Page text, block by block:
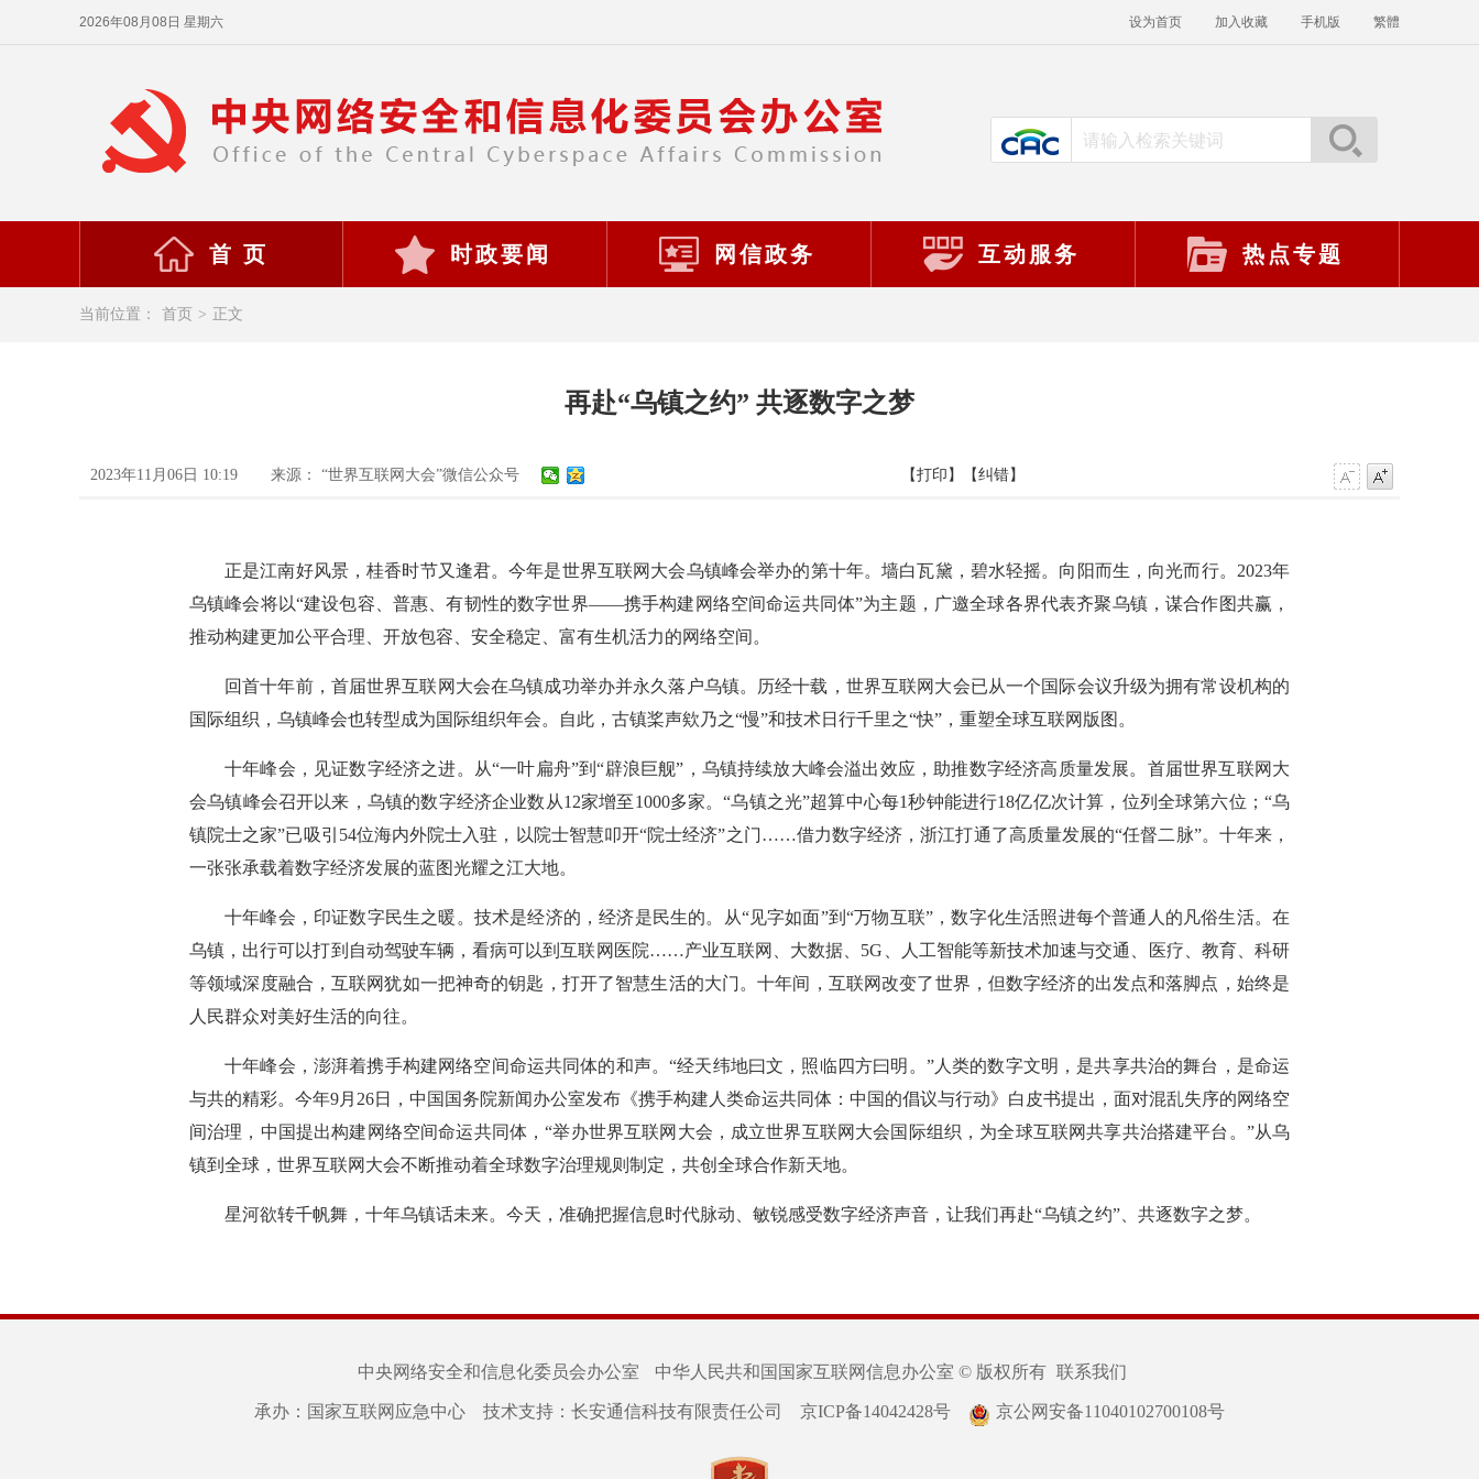
2026年08月08日 星期六 设为首页 加入收藏 手机版 繁體
首 页 时政要闻 网信政务 互动服务 热点专题
当前位置： 首页 > 正文
再赴“乌镇之约” 共逐数字之梦
2023年11月06日 10:19 来源： “世界互联网大会”微信公众号 【打印】 【纠错】
正是江南好风景，桂香时节又逢君。今年是世界互联网大会乌镇峰会举办的第十年。墙白瓦黛，碧水轻摇。向阳而生，向光而行。2023年
乌镇峰会将以“建设包容、普惠、有韧性的数字世界——携手构建网络空间命运共同体”为主题，广邀全球各界代表齐聚乌镇，谋合作图共赢，
推动构建更加公平合理、开放包容、安全稳定、富有生机活力的网络空间。
回首十年前，首届世界互联网大会在乌镇成功举办并永久落户乌镇。历经十载，世界互联网大会已从一个国际会议升级为拥有常设机构的
国际组织，乌镇峰会也转型成为国际组织年会。自此，古镇桨声欸乃之“慢”和技术日行千里之“快”，重塑全球互联网版图。
十年峰会，见证数字经济之进。从“一叶扁舟”到“辟浪巨舰”，乌镇持续放大峰会溢出效应，助推数字经济高质量发展。首届世界互联网大
会乌镇峰会召开以来，乌镇的数字经济企业数从12家增至1000多家。“乌镇之光”超算中心每1秒钟能进行18亿亿次计算，位列全球第六位；“乌
镇院士之家”已吸引54位海内外院士入驻，以院士智慧叩开“院士经济”之门……借力数字经济，浙江打通了高质量发展的“任督二脉”。十年来，
一张张承载着数字经济发展的蓝图光耀之江大地。
十年峰会，印证数字民生之暖。技术是经济的，经济是民生的。从“见字如面”到“万物互联”，数字化生活照进每个普通人的凡俗生活。在
乌镇，出行可以打到自动驾驶车辆，看病可以到互联网医院……产业互联网、大数据、5G、人工智能等新技术加速与交通、医疗、教育、科研
等领域深度融合，互联网犹如一把神奇的钥匙，打开了智慧生活的大门。十年间，互联网改变了世界，但数字经济的出发点和落脚点，始终是
人民群众对美好生活的向往。
十年峰会，澎湃着携手构建网络空间命运共同体的和声。“经天纬地曰文，照临四方曰明。”人类的数字文明，是共享共治的舞台，是命运
与共的精彩。今年9月26日，中国国务院新闻办公室发布《携手构建人类命运共同体：中国的倡议与行动》白皮书提出，面对混乱失序的网络空
间治理，中国提出构建网络空间命运共同体，“举办世界互联网大会，成立世界互联网大会国际组织，为全球互联网共享共治搭建平台。”从乌
镇到全球，世界互联网大会不断推动着全球数字治理规则制定，共创全球合作新天地。
星河欲转千帆舞，十年乌镇话未来。今天，准确把握信息时代脉动、敏锐感受数字经济声音，让我们再赴“乌镇之约”、共逐数字之梦。
中央网络安全和信息化委员会办公室 中华人民共和国国家互联网信息办公室 © 版权所有 联系我们
承办：国家互联网应急中心 技术支持：长安通信科技有限责任公司 京ICP备14042428号 京公网安备11040102700108号